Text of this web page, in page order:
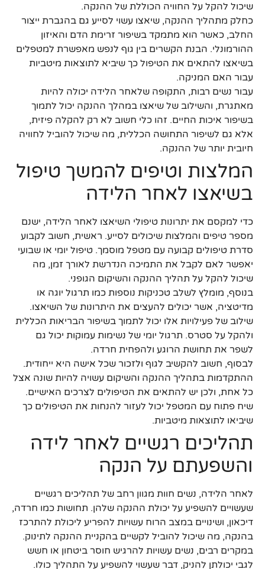
שיכול להקל על החוויה הכוללת של ההנקה.
כחלק מתהליך ההנקה, שיאצו עשוי לסייע גם בהגברת ייצור
החלב, כאשר הוא מתמקד בשיפור זרימת הדם והאיזון
ההורמונלי. הבנת הקשרים בין גוף לנפש מאפשרת למטפלים
בשיאצו להתאים את הטיפול כך שיביא לתוצאות מיטביות
עבור האם המניקה.
עבור נשים רבות, התקופה שלאחר הלידה יכולה להיות
מאתגרת, והשילוב של שיאצו במהלך ההנקה יכול לתמוך
בשיפור איכות החיים. זהו כלי חשוב לא רק להקלה פיזית,
אלא גם לשיפור התחושה הכללית, מה שיכול להוביל לחוויה
חיובית יותר של ההנקה.
המלצות וטיפים להמשך טיפול
בשיאצו לאחר הלידה
כדי למקסם את יתרונות טיפולי השיאצו לאחר הלידה, ישנם
מספר טיפים והמלצות שיכולים לסייע. ראשית, חשוב לקבוע
סדרת טיפולים קבועה עם מטפל מוסמך. טיפול יומי או שבועי
יאפשר לאם לקבל את התמיכה הנדרשת לאורך זמן, מה
שיכול להקל על תהליך ההנקה והשיקום הגופני.
בנוסף, מומלץ לשלב טכניקות נוספות כמו תרגול יוגה או
מדיטציה, אשר יכולים להעצים את היתרונות של השיאצו.
שילוב של פעילויות אלו יכול לתמוך בשיפור הבריאות הכללית
ולהקל על סטרס. תרגול יומי של נשימות עמוקות יכול גם
לשפר את תחושת הרוגע ולהפחית חרדה.
לבסוף, חשוב להקשיב לגוף ולזכור שכל אישה היא ייחודית.
ההתקדמות בתהליך ההנקה והשיקום עשויה להיות שונה אצל
כל אחת, ולכן יש להתאים את הטיפולים לצרכים האישיים.
שיח פתוח עם המטפל יכול לעזור להנחות את הטיפולים כך
שיביאו לתוצאות מיטביות.
תהליכים רגשיים לאחר לידה
והשפעתם על הנקה
לאחר הלידה, נשים חוות מגוון רחב של תהליכים רגשיים
שעשויים להשפיע על יכולת ההנקה שלהן. תחושות כמו חרדה,
דיכאון, ושינויים במצב הרוח עשויות להפריע ליכולת להתרכז
בהנקה, מה שיכול להוביל לקשיים בהקניית ההנקה לתינוק.
במקרים רבים, נשים עשויות להרגיש חוסר ביטחון או חשש
לגבי יכולתן להניק, דבר שעשוי להשפיע על התהליך כולו.